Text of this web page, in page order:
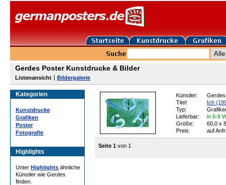
Gerdes Poster Kunstdrucke & Bilder
Listenansicht Bildergalerie
Kategorien
Kunstdrucke
Grafiken
Poster
Fotografie
Highlights
Unter Highlights ähnliche
Künstler wie Gerdes
finden.
Künstler:
Gerdes
Titel:
Ich
Typ:
Lieferbar:
in 6-8
Größe:
60,0 x
Preis:
auf
Seite 1 von 1